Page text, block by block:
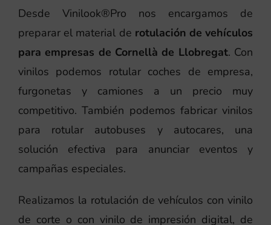
Desde Vinilook®Pro nos encargamos de
preparar el material de rotulación de vehículos
para empresas de Cornellà de Llobregat. Con
vinilos podemos rotular coches de empresa,
furgonetas y camiones a un precio muy
competitivo. También podemos fabricar vinilos
para rotular autobuses y autocares, una
solución efectiva para anunciar eventos y
campañas especiales.
Realizamos la rotulación de vehículos con vinilo
de corte o con vinilo de impresión digital, de